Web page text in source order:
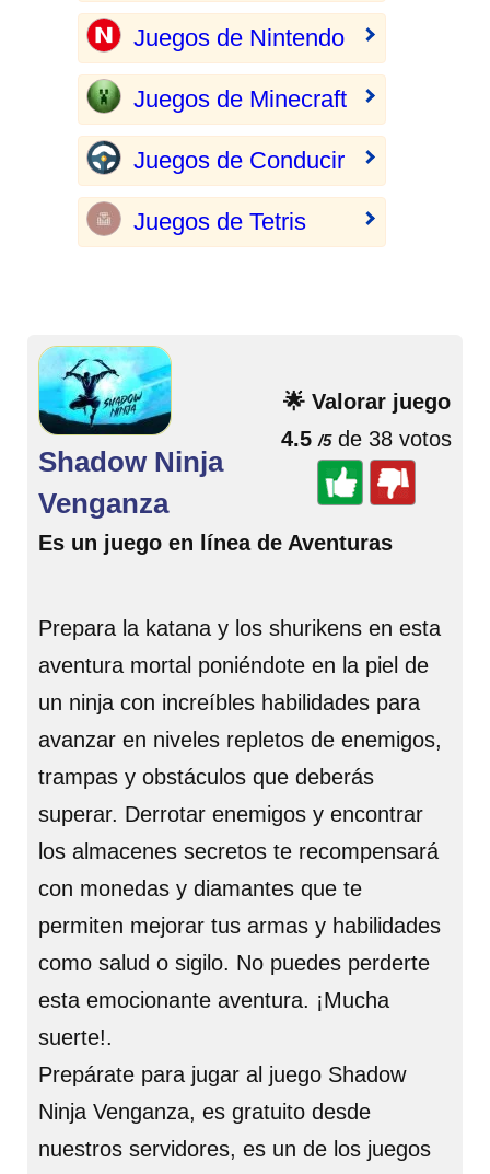
Juegos de Nintendo
Juegos de Minecraft
Juegos de Conducir
Juegos de Tetris
🌟 Valorar juego
4.5 /5de 38 votos
Shadow Ninja
Venganza
Es un juego en línea de Aventuras
Prepara la katana y los shurikens en esta
aventura mortal poniéndote en la piel de
un ninja con increíbles habilidades para
avanzar en niveles repletos de enemigos,
trampas y obstáculos que deberás
superar. Derrotar enemigos y encontrar
los almacenes secretos te recompensará
con monedas y diamantes que te
permiten mejorar tus armas y habilidades
como salud o sigilo. No puedes perderte
esta emocionante aventura. ¡Mucha
suerte!.
Prepárate para jugar al juego Shadow
Ninja Venganza, es gratuito desde
nuestros servidores, es un de los juegos